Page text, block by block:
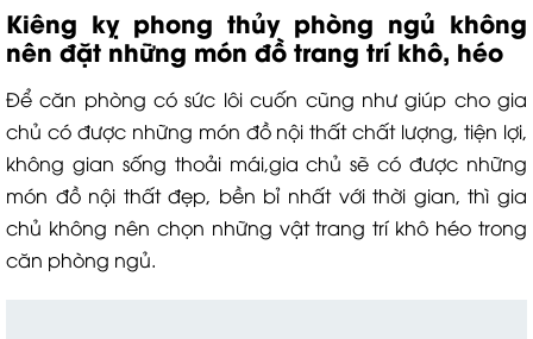
Kiêng kỵ phong thủy phòng ngủ không
nên đặt những món đồ trang trí khô, héo
Để căn phòng có sức lôi cuốn cũng như giúp cho gia
chủ có được những món đồ nội thất chất lượng, tiện lợi,
không gian sống thoải mái,gia chủ sẽ có được những
món đồ nội thất đẹp, bền bỉ nhất với thời gian, thì gia
chủ không nên chọn những vật trang trí khô héo trong
căn phòng ngủ.